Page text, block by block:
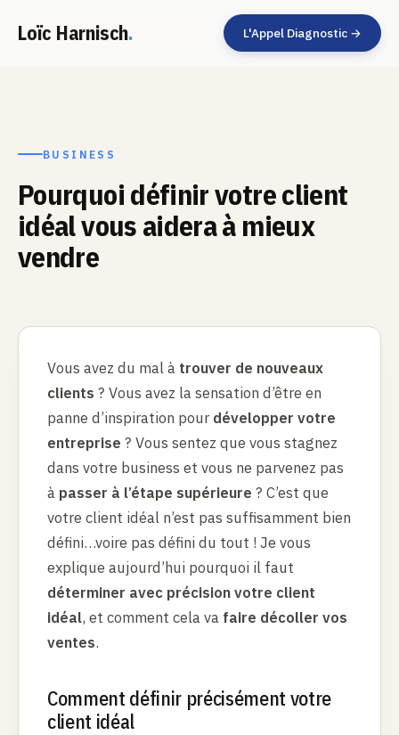
Loïc Harnisch. L'Appel Diagnostic →
BUSINESS
Pourquoi définir votre client
idéal vous aidera à mieux
vendre
Vous avez du mal à trouver de nouveaux
clients ? Vous avez la sensation d’être en
panne d’inspiration pourdévelopper votre
entreprise ? Vous sentez que vous stagnez
dans votre business et vous ne parvenez pas
à passer à l’étape supérieure ? C’est que
votre client idéal n’est pas suffisamment bien
défini…voire pas défini du tout ! Je vous
explique aujourd’hui pourquoi il faut
déterminer avec précision votre client
idéal, et comment cela va faire décoller vos
ventes.
Comment définir précisément votre
client idéal